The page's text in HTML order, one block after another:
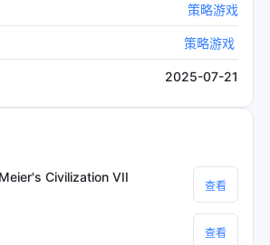
策略游戏
策略游戏
2025-07-21
Civilization VII
查看
查看